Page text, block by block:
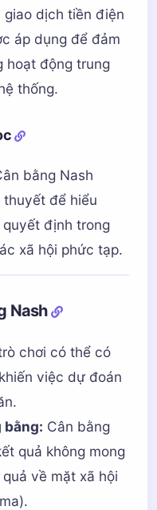
giao dịch tiền điện
áp dụng để đảm
hoạt động trung
thống.
bằng Nash
để hiểu
định trong
xã hội phức tạp.
Nash
chơi có thể có
việc dự đoán
bằng: Cân bằng
quả không mong
về mặt xã hội